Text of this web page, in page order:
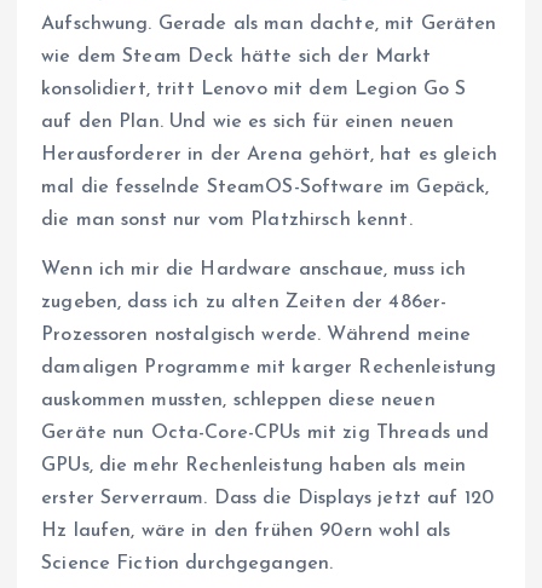
Aufschwung. Gerade als man dachte, mit Geräten
wie dem Steam Deck hätte sich der Markt
konsolidiert, tritt Lenovo mit dem Legion Go S
auf den Plan. Und wie es sich für einen neuen
Herausforderer in der Arena gehört, hat es gleich
mal die fesselnde SteamOS-Software im Gepäck,
die man sonst nur vom Platzhirsch kennt.
Wenn ich mir die Hardware anschaue, muss ich
zugeben, dass ich zu alten Zeiten der 486er-
Prozessoren nostalgisch werde. Während meine
damaligen Programme mit karger Rechenleistung
auskommen mussten, schleppen diese neuen
Geräte nun Octa-Core-CPUs mit zig Threads und
GPUs, die mehr Rechenleistung haben als mein
erster Serverraum. Dass die Displays jetzt auf 120
Hz laufen, wäre in den frühen 90ern wohl als
Science Fiction durchgegangen.